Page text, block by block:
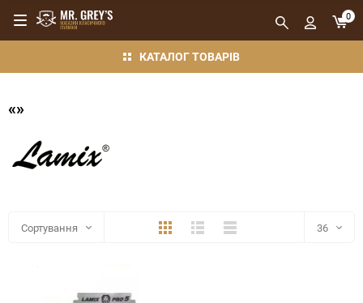
КАТАЛОГ ТОВАРІВ
0
«»
Сортування ПлиткаДетальноКомпактно 36